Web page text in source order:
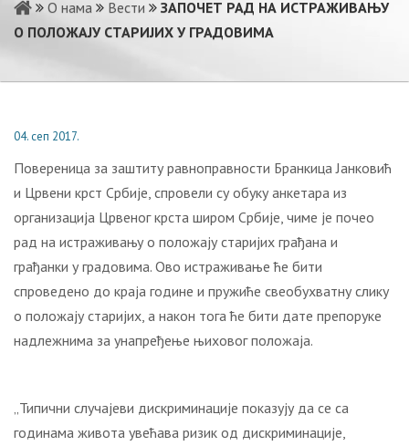
О нама Вести
ЗАПОЧЕТ РАД НА ИСТРАЖИВАЊУ
О ПОЛОЖАЈУ СТАРИЈИХ У ГРАДОВИМА
04. сеп 2017.
Повереница за заштиту равноправности Бранкица Јанковић
и Црвени крст Србије, спровели су обуку анкетара из
организација Црвеног крста широм Србије, чиме је почео
рад на истраживању о положају старијих грађана и
грађанки у градовима. Ово истраживање ће бити
спроведено до краја године и пружиће свеобухватну слику
о положају старијих, а након тога ће бити дате препоруке
надлежнима за унапређење њиховог положаја.
„Типични случајеви дискриминације показују да се са
годинама живота увећава ризик од дискриминације,